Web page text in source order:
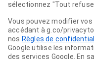
sélectionnez "Tout
Vous pouvez modifier
accédant à g.co/
nos Règles de
Google utilise les
des services Google. En